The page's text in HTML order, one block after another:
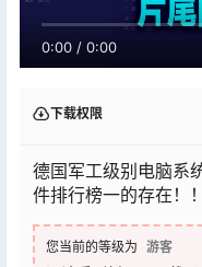
0:00 / 0:00
下载权限
德国军工级别电脑系
件排行榜一的存在！！
您当前的等级为 游客